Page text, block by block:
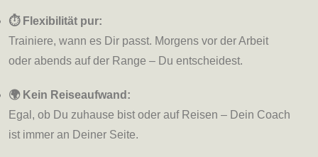
⏱️ Flexibilität pur:
Trainiere, wann es Dir passt. Morgens vor der Arbeit
oder abends auf der Range – Du entscheidest.
🌍 Kein Reiseaufwand:
Egal, ob Du zuhause bist oder auf Reisen – Dein Coach
ist immer an Deiner Seite.